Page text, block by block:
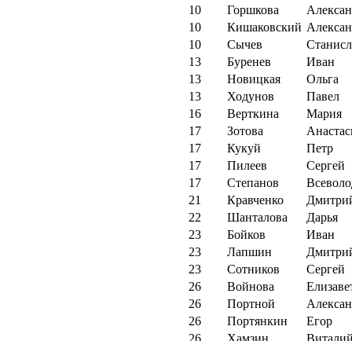
10
Горшкова
10
Кишаковский
10
Сычев
13
Буренев
Иван
13
Новицкая
Ольга
13
Ходунов
Павел
16
Верткина
Мария
17
Зотова
17
Кукуй
Петр
17
Пилеев
Сергей
17
Степанов
21
Кравченко
22
Шанталова
Дарья
23
Бойков
Иван
23
Лапшин
23
Сотников
Сергей
26
Войнова
26
Портной
26
Портянкин
Егор
26
Хамзин